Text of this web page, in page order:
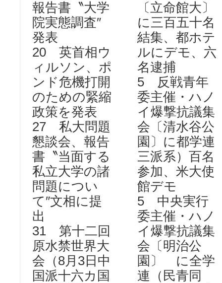
報告書〝大学
院実態調査″
発表
20 英首相ウ
ィルソン、ポ
ンド危機打開
のための緊縮
政策を発表
27 私大問題
懇談会、報告
書〝当面する
私立大学の諸
問題につい
て″文相に提
出
31 第十二回
原水禁世界大
会（8月3日中
国派十六カ国
〔立命館大〕
に三百五十名
結集、都ホテ
ルにデモ、六
名逮捕
5 反戦青年
委主催・ハノ
イ爆撃抗議集
会〔清水谷公
園〕に都学連
三派系）百名
参加、米大使
館デモ
5 中央実行
委主催・ハノ
イ爆撃抗議集
会〔明治公
園〕 に全学
連（民青同